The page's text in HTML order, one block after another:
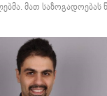
მათ საზოგადოებას